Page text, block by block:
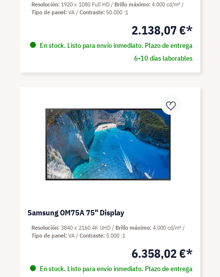
2.138,07 €*
En stock. Listo para envío inmediato. Plazo de entrega
6-10 días laborables
Resolución 1920 x 1080 Full HD Brillo máximo 4.000 cd/m²
Tipo de panel VA Contraste 50.000 :1
Samsung OM75A 75" Display
6.358,02 €*
En stock. Listo para envío inmediato. Plazo de entrega
Resolución 3840 x 2160 4K UHD Brillo máximo 4.000 cd/m²
Tipo de panel VA Contraste 5.000 :1